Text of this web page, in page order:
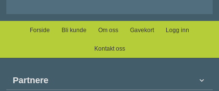
Forside Bli kunde Om oss Gavekort Logg inn
Kontakt oss
Partnere